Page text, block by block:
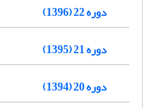
دوره 22 (1396)
دوره 21 (1395)
دوره 20 (1394)